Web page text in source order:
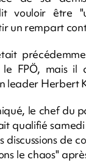
vouloir être
un rempart
le FPÖ, mais
leader Herbert
le chef du
qualifié samedi
discussions de
le chaos"